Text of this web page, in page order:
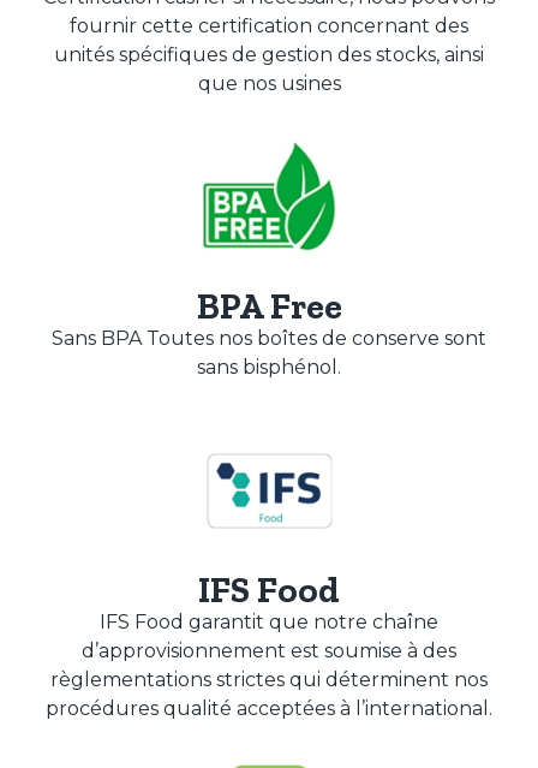
fournir cette certification concernant des
unités spécifiques de gestion des stocks, ainsi
que nos usines
BPA Free
Sans BPA Toutes nos boîtes de conserve sont
sans bisphénol.
IFS Food
IFS Food garantit que notre chaîne
d’approvisionnement est soumise à des
règlementations strictes qui déterminent nos
procédures qualité acceptées à l’international.